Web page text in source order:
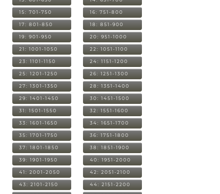
15: 701-750 16: 751-800
17: 801-850 18: 851-900
19: 901-950 20: 951-1000
21: 1001-1050 22: 1051-1100
23: 1101-1150 24: 1151-1200
25: 1201-1250 26: 1251-1300
27: 1301-1350 28: 1351-1400
29: 1401-1450 30: 1451-1500
31: 1501-1550 32: 1551-1600
33: 1601-1650 34: 1651-1700
35: 1701-1750 36: 1751-1800
37: 1801-1850 38: 1851-1900
39: 1901-1950 40: 1951-2000
41: 2001-2050 42: 2051-2100
43: 2101-2150 44: 2151-2200